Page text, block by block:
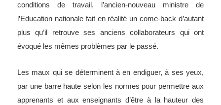
conditions de travail, l’ancien-nouveau ministre de
l’Education nationale fait en réalité un come-back d’autant
plus qu’il retrouve ses anciens collaborateurs qui ont
évoqué les mêmes problèmes par le passé.
Les maux qui se déterminent à en endiguer, à ses yeux,
par une barre haute selon les normes pour permettre aux
apprenants et aux enseignants d’être à la hauteur des